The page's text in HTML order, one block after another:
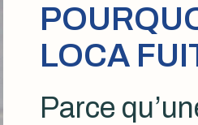
LOCA
Parce